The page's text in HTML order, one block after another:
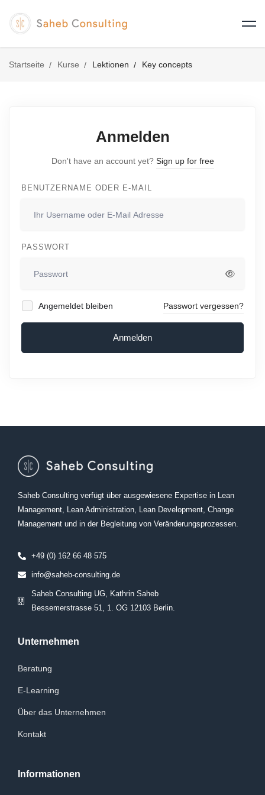
Startseite Kurse Lektionen Key concepts
Anmelden
Don't have an account yet? Sign up for free
BENUTZERNAME ODER E-MAIL
PASSWORT
Angemeldet bleiben Passwort vergessen?
Anmelden
Saheb Consulting verfügt über ausgewiesene Expertise in Lean
Management, Lean Administration, Lean Development, Change
Management und in der Begleitung von Veränderungsprozessen.
+49 (0) 162 66 48 575
info@saheb-consulting.de
Saheb Consulting UG, Kathrin Saheb
Bessemerstrasse 51, 1. OG 12103 Berlin.
Unternehmen
Beratung
E-Learning
Über das Unternehmen
Kontakt
Informationen